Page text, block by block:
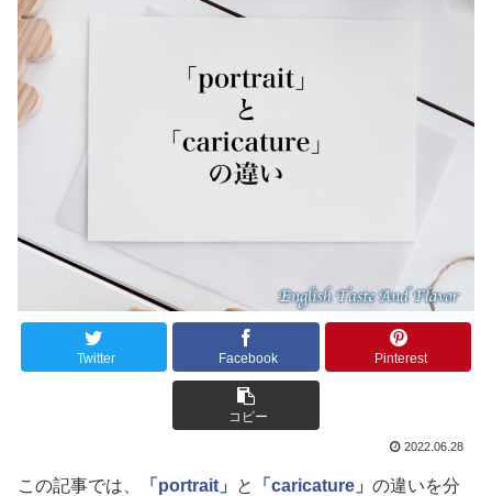
Twitter Facebook Pinterest
コピー
2022.06.28
この記事では、 「portrait」 と 「caricature」 の違いを分